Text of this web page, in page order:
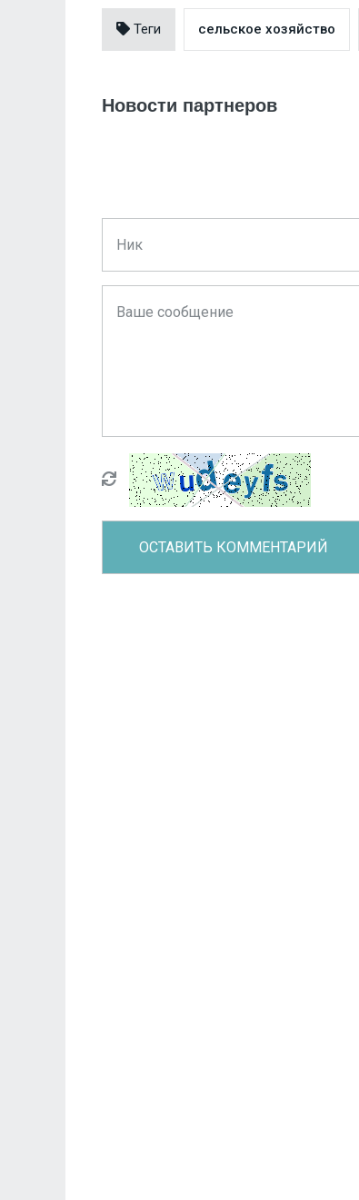
Теги сельское хозяйство
Новости партнеров